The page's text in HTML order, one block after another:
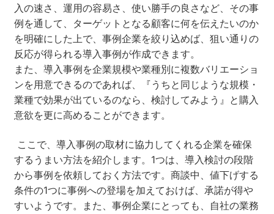
入の速さ、運用の容易さ、使い勝手の良さなど、その事
例を通して、ターゲットとなる顧客に何を伝えたいのか
を明確にした上で、事例企業を絞り込めば、狙い通りの
反応が得られる導入事例が作成できます。
また、導入事例を企業規模や業種別に複数バリエーショ
ンを用意できるのであれば、『うちと同じような規模・
業種で効果が出ているのなら、検討してみよう』と購入
意欲を更に高めることができます。
ここで、導入事例の取材に協力してくれる企業を確保
するうまい方法を紹介します。1つは、導入検討の段階
から事例を依頼しておく方法です。商談中、値下げする
条件の1つに事例への登場を加えておけば、承諾が得や
すいようです。また、事例企業にとっても、自社の業務